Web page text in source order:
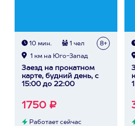
10 мин. 1 чел 8+
1 км на Юго-Запад
Заезд на прокатном
карте, будний день, с
15:00 до 22:00
1750 ₽
Работает сейчас